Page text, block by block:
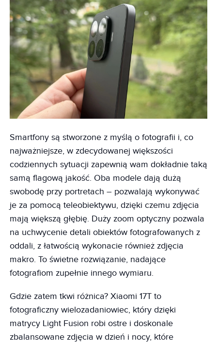
Smartfony są stworzone z myślą o fotografii i, co
najważniejsze, w zdecydowanej większości
codziennych sytuacji zapewnią wam dokładnie taką
samą flagową jakość. Oba modele dają dużą
swobodę przy portretach – pozwalają wykonywać
je za pomocą teleobiektywu, dzięki czemu zdjęcia
mają większą głębię. Duży zoom optyczny pozwala
na uchwycenie detali obiektów fotografowanych z
oddali, z łatwością wykonacie również zdjęcia
makro. To świetne rozwiązanie, nadające
fotografiom zupełnie innego wymiaru.
Gdzie zatem tkwi różnica? Xiaomi 17T to
fotograficzny wielozadaniowiec, który dzięki
matrycy Light Fusion robi ostre i doskonale
zbalansowane zdjęcia w dzień i nocy, które